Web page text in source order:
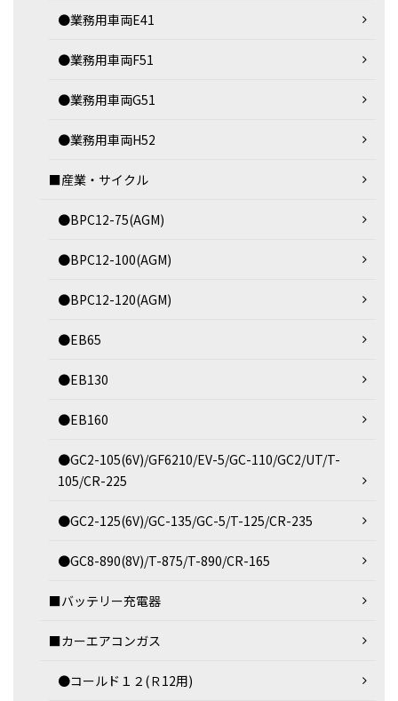
●業務用車両E41
●業務用車両F51
●業務用車両G51
●業務用車両H52
■産業・サイクル
●BPC12-75(AGM)
●BPC12-100(AGM)
●BPC12-120(AGM)
●EB65
●EB130
●EB160
●GC2-105(6V)/GF6210/EV-5/GC-110/GC2/UT/T-
105/CR-225
●GC2-125(6V)/GC-135/GC-5/T-125/CR-235
●GC8-890(8V)/T-875/T-890/CR-165
■バッテリー充電器
■カーエアコンガス
●コールド１２(Ｒ12用)